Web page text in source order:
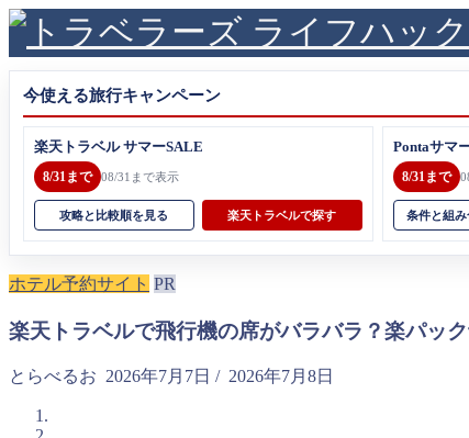
今使える旅行キャンペーン
楽天トラベル サマーSALE
8/31まで 08/31まで表示
攻略と比較順を見る 楽天トラベルで探す
Pontaサマ
8/31まで
条件と組
ホテル予約サイト PR
楽天トラベルで飛行機の席がバラバラ？楽パッ
とらべるお 2026年7月7日 / 2026年7月8日